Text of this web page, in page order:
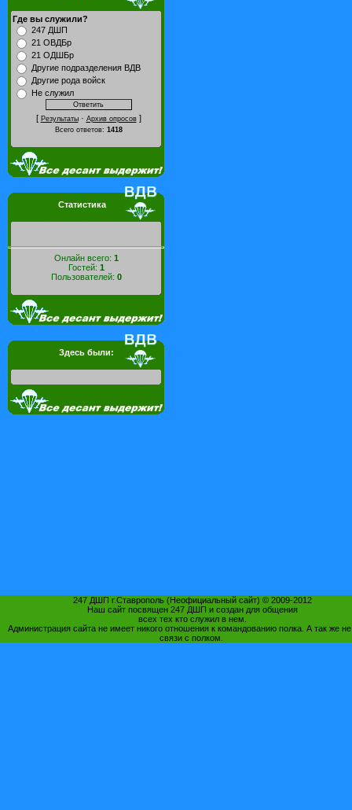
Где вы служили?
247 ДШП
21 ОВДБр
21 ОДШБр
Другие подразделения ВДВ
Другие рода войск
Не служил
[ Результаты· Архив опросов]
Всего ответов: 1418
Статистика
Онлайн всего: 1
Гостей: 1
Пользователей: 0
Здесь были:
247 ДШП г.Ставрополь (Неофициальный сайт) © 2009-2012
Наш сайт посвящен 247 ДШП и создан для общения
всех тех кто служил в нем.
Администрация сайта не имеет никого отношения к командованию полка. А так же
связи с полком.